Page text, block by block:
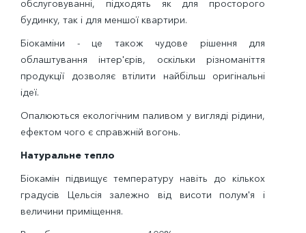
обслуговуванні, підходять як для просторого
будинку, так і для меншої квартири.
Біокаміни - це також чудове рішення для
облаштування інтер'єрів, оскільки різноманіття
продукції дозволяє втілити найбільш оригінальні
ідеї.
Опалюються екологічним паливом у вигляді рідини,
ефектом чого є справжній вогонь.
Натуральне тепло
Біокамін підвищує температуру навіть до кількох
градусів Цельсія залежно від висоти полум'я і
величини приміщення.